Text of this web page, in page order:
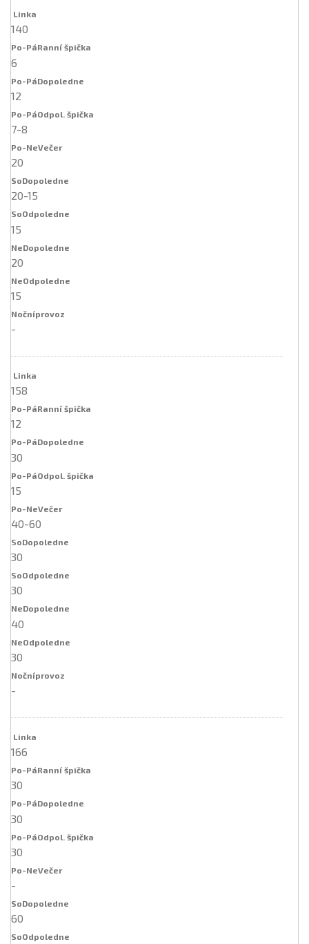
140
6
12
7-8
20
20-15
15
20
15
-
158
12
30
15
40-60
30
30
40
30
-
166
30
30
30
-
60